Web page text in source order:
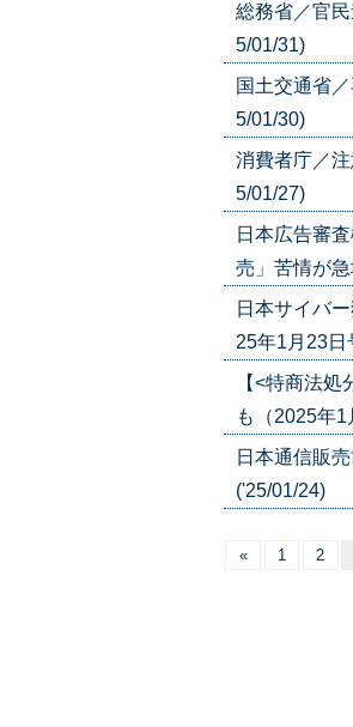
総務省／官
5/01/31)
国土交通省
5/01/30)
消費者庁／
5/01/27)
日本広告審
売」苦情が
日本サイバ
25年1月23日
【<特商法
も（2025年
日本通信販
('25/01/24)
« 1 2